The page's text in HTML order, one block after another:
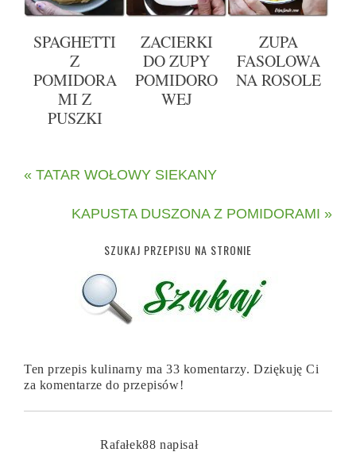
SPAGHETTI
Z
POMIDORA
MI Z
PUSZKI
ZACIERKI
DO ZUPY
POMIDORO
WEJ
ZUPA
FASOLOWA
NA ROSOLE
« TATAR WOŁOWY SIEKANY
KAPUSTA DUSZONA Z POMIDORAMI »
SZUKAJ PRZEPISU NA STRONIE
Ten przepis kulinarny ma 33 komentarzy. Dziękuję Ci
za komentarze do przepisów!
Rafałek88 napisał